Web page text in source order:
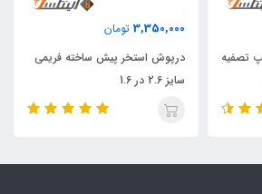
تصفیه
3,350,000 تومان
درپوش استخر پیش ساخته فریمی
سایز 2.6 در 1.6